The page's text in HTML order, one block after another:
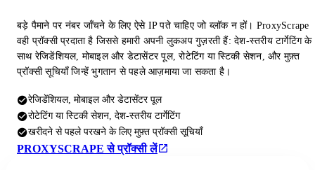
बड़े पैमाने पर नंबर जाँचने के लिए ऐसे IP पते चाहिए जो ब्लॉक न हों। ProxyScrape
वही प्रॉक्सी प्रदाता है जिससे हमारी अपनी लुकअप गुज़रती हैं: देश-स्तरीय टार्गेटिंग के
साथ रेजिडेंशियल, मोबाइल और डेटासेंटर पूल, रोटेटिंग या स्टिकी सेशन, और मुफ़्त
प्रॉक्सी सूचियाँ जिन्हें भुगतान से पहले आज़माया जा सकता है।
रेजिडेंशियल, मोबाइल और डेटासेंटर पूल
रोटेटिंग या स्टिकी सेशन, देश-स्तरीय टार्गेटिंग
खरीदने से पहले परखने के लिए मुफ़्त प्रॉक्सी सूचियाँ
PROXYSCRAPE से प्रॉक्सी लें